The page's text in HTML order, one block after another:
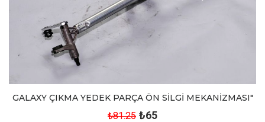
GALAXY ÇIKMA YEDEK PARÇA ÖN SİLGİ MEKANİZMASI"
₺81.25 ₺65